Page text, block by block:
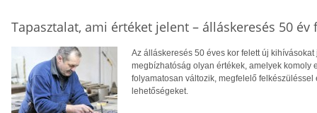
Tapasztalat, ami értéket jelent – álláskeresés 50 év
Az álláskeresés 50 éves kor felett új
megbízhatóság olyan értékek, amelyek komoly
folyamatosan változik, megfelelő
lehetőségeket.